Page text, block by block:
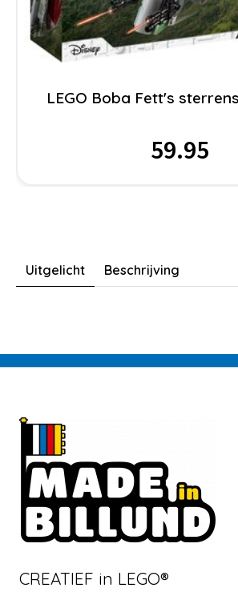
LEGO Boba Fett's
59.95
Uitgelicht Beschrijving
CREATIEF in LEGO®